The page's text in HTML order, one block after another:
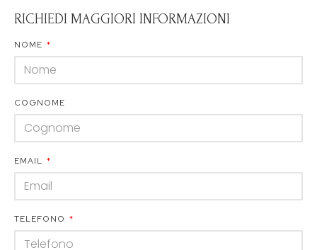
RICHIEDI MAGGIORI INFORMAZIONI
NOME
COGNOME
EMAIL
TELEFONO